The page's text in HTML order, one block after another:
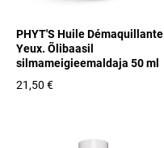
PHYT'S Huile Démaquillante
Yeux. Õlibaasil
silmameigieemaldaja 50 ml
21,50 €